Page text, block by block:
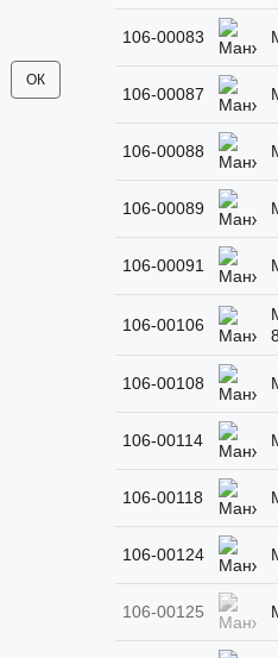
106-00083
106-00087
106-00088
106-00089
106-00091
106-00106
106-00108
106-00114
106-00118
106-00124
106-00125
ОК